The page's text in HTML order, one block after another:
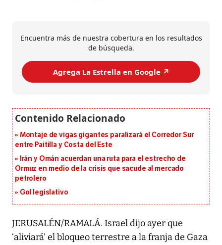
Encuentra más de nuestra cobertura en los resultados
de búsqueda.
Agrega La Estrella en Google ↗️
Montaje de vigas gigantes paralizará el Corredor Sur
entre Paitilla y Costa del Este
Irán y Omán acuerdan una ruta para el estrecho de
Ormuz en medio de la crisis que sacude al mercado
petrolero
Gol legislativo
JERUSALÉN/RAMALÁ. Israel dijo ayer que
‘aliviará’ el bloqueo terrestre a la franja de Gaza